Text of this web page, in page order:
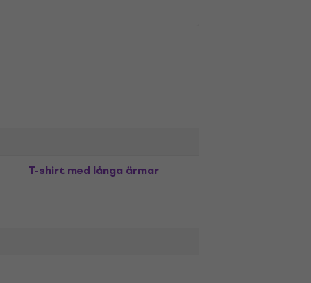
T-shirt med långa ärmar